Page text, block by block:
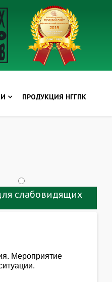
ПРОДУКЦИЯ НГГПК
слабовидящих
Мероприятие